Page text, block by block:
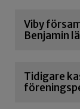
Viby
Benjamin
Tidigare